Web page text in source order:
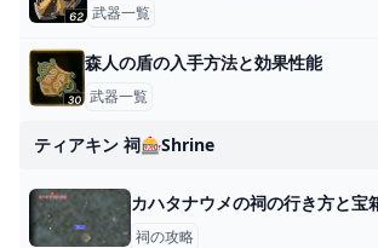
武器一覧
森人の盾の入手方法と効果性能
武器一覧
ティアキン 祠🎰shrine
カハタナウメの祠の行き方と宝
祠の攻略